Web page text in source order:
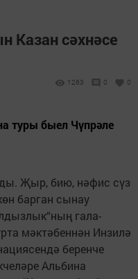
Казан сәхнәсе
1263 0 0
туры быел Чүпрәле
Җыр, бию, нәфис сүз
барган сынау
гала-
мәктәбеннән Инзилә
беренче
Альбина